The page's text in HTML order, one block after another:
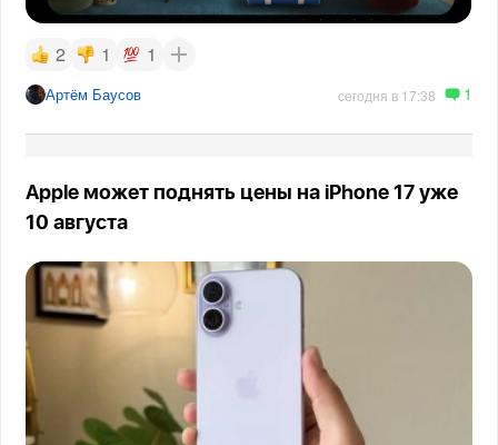
2 1 1
Артём Баусов сегодня в 17:38 1
Apple может поднять цены на iPhone 17 уже
10 августа